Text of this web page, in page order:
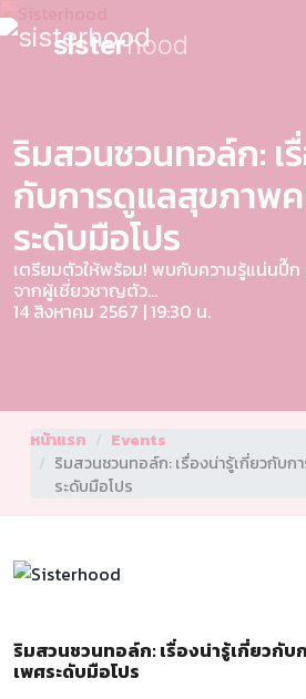
sisterhood
ริมสวนชวนทอล์ก: เ
กับการดูแลสุขภาพ
ระดับมือโปร
เตรียมตัวให้พร้อม! พบกับความรู้แน่นปึ๊
จากผู้เชี่ยวชาญตัว...
14 สิงหาคม 2567 | 19:30 น.
หน้าแรก
Events
ริมสวนชวนทอล์ก: เรื่องน่ารู้เกี่ยวกับ
ระดับมือโปร
ริมสวนชวนทอล์ก: เรื่องน่ารู้เกี่ยวกั
เพศระดับมือโปร